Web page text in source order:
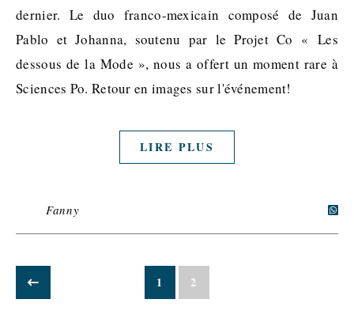
dernier. Le duo franco-mexicain composé de Juan
Pablo et Johanna, soutenu par le Projet Co « Les
dessous de la Mode », nous a offert un moment rare à
Sciences Po. Retour en images sur l'événement!
LIRE PLUS
Fanny
1 2